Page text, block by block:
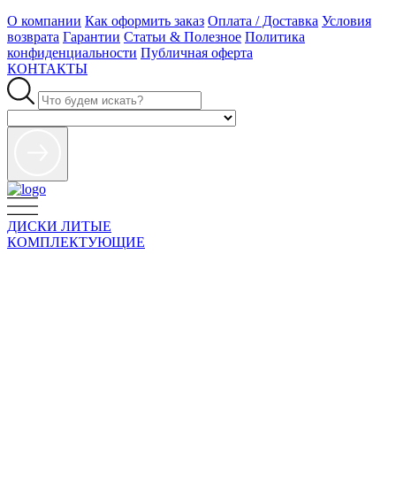
О компании Как оформить заказ Оплата / Доставка Условия
возврата Гарантии Статьи & Полезное Политика
конфиденциальности Публичная оферта
КОНТАКТЫ
ДИСКИ ЛИТЫЕ
КОМПЛЕКТУЮЩИЕ